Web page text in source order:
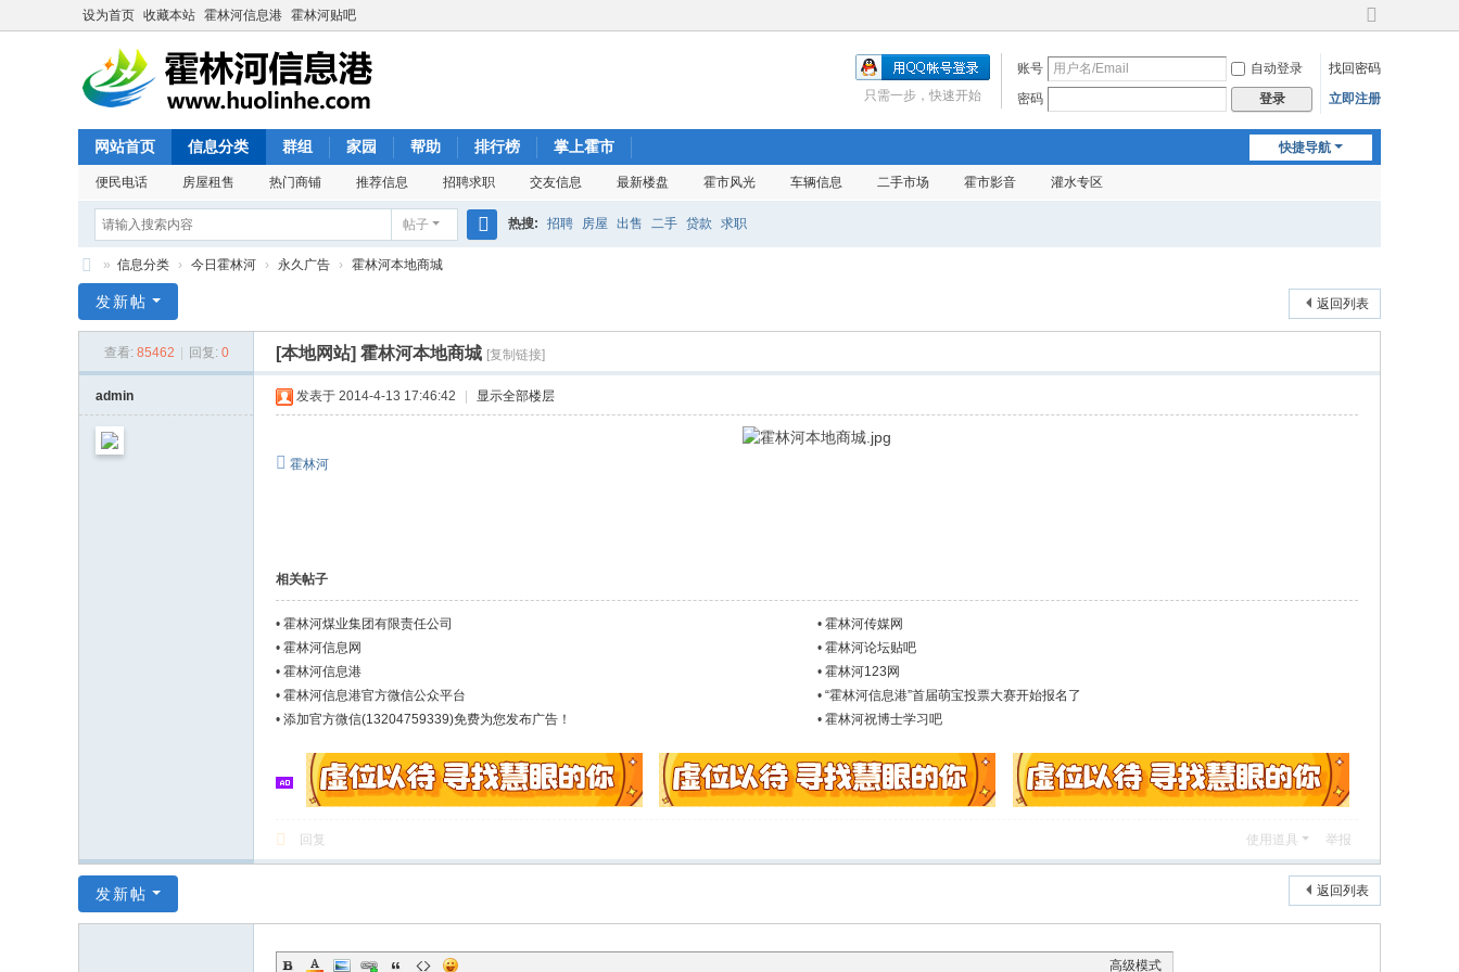
设为首页 收藏本站 霍林河信息港 霍林河贴吧
切
到
宽
账号 自动登录
找回密码
密码
登录 立即注册
只需一步，快速开始
快捷导航
网站首页 信息分类 群组 家园 帮助 排行榜 掌上霍市
便民电话 房屋租售 热门商铺 推荐信息 招聘求职 交友信息 最新楼盘 霍市风光 车辆信息 二手市场 霍市影音 灌水专区
帖子 热搜: 招聘 房屋 出售 二手 贷款 求职
林
» 信息分类 › 今日霍林河 › 永久广告 › 霍林河本地商城
返回列表
发新帖
查看: 85462 回复: 0 [本地网站] 霍林河本地商城 [复制链接]
admin 发表于 2014-4-13 17:46:42 显示全部楼层
霍林河
相关帖子
• 霍林河煤业集团有限责任公司 • 霍林河传媒网
• 霍林河信息网 • 霍林河论坛贴吧
• 霍林河信息港 • 霍林河123网
• 霍林河信息港官方微信公众平台 • “霍林河信息港”首届萌宝投票大赛开始报名了
• 添加官方微信(13204759339)免费为您发布广告！ • 霍林河祝博士学习吧
回复 使用道具 举报
返回列表
发新帖
高级模式